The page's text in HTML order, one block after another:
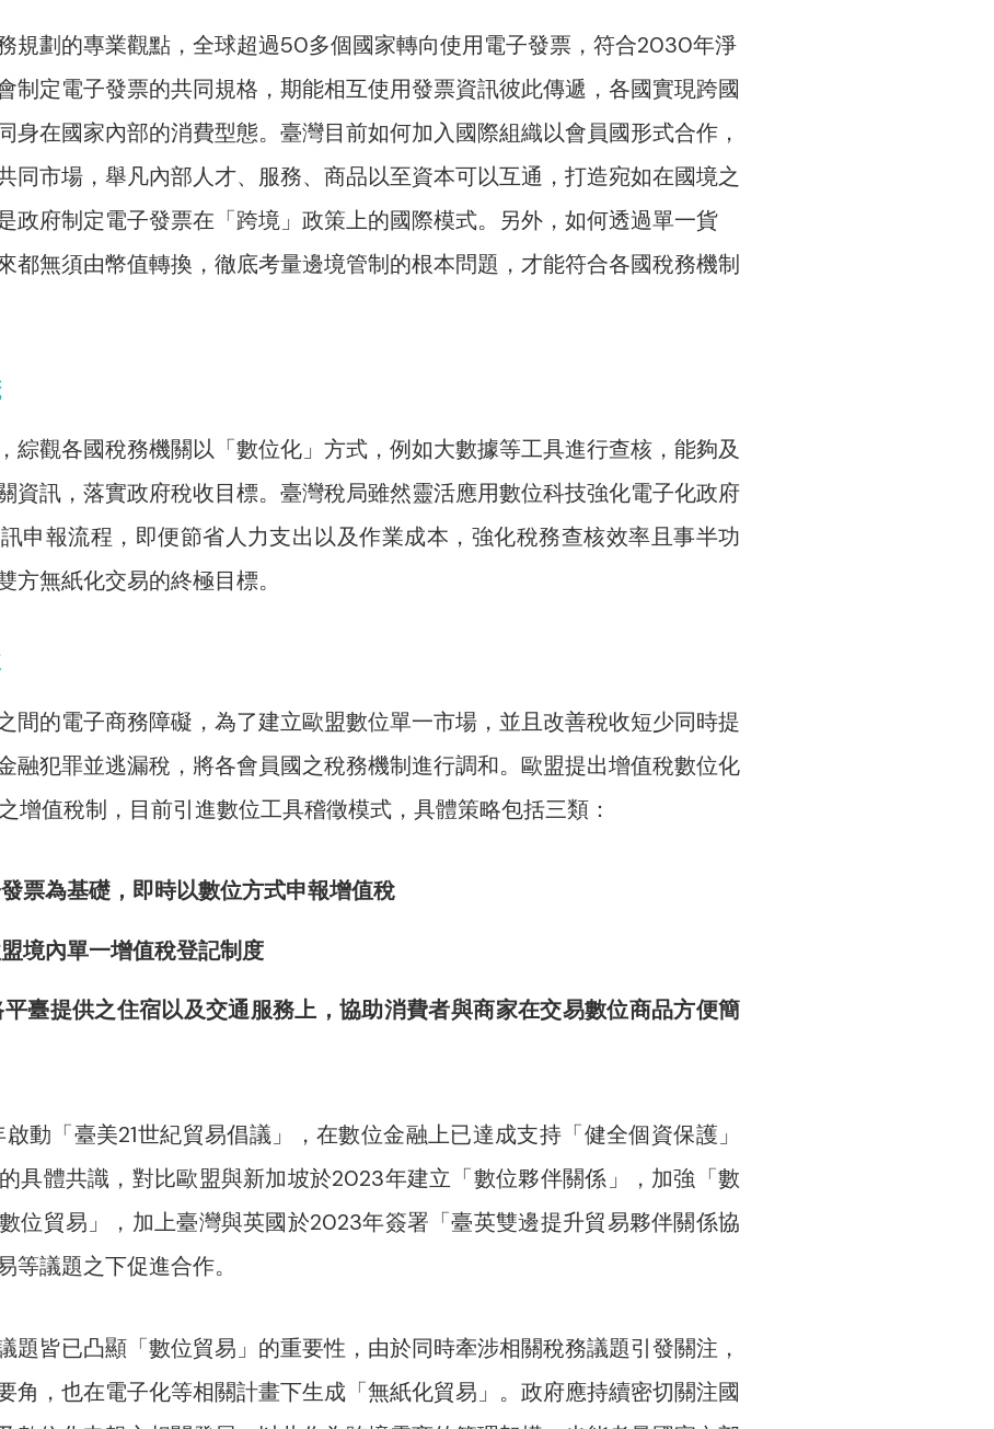
規劃的專業觀點，全球超過50多個國家轉向使用電子發票，符合2030年淨
制定電子發票的共同規格，期能相互使用發票資訊彼此傳遞，各國實現跨國
身在國家內部的消費型態。臺灣目前如何加入國際組織以會員國形式合作，
同市場，舉凡內部人才、服務、商品以至資本可以互通，打造宛如在國境之
政府制定電子發票在「跨境」政策上的國際模式。另外，如何透過單一貨
都無須由幣值轉換，徹底考量邊境管制的根本問題，才能符合各國稅務機制
綜觀各國稅務機關以「數位化」方式，例如大數據等工具進行查核，能夠及
資訊，落實政府稅收目標。臺灣稅局雖然靈活應用數位科技強化電子化政府
申報流程，即便節省人力支出以及作業成本，強化稅務查核效率且事半功
方無紙化交易的終極目標。
間的電子商務障礙，為了建立歐盟數位單一市場，並且改善稅收短少同時提
融犯罪並逃漏稅，將各會員國之稅務機制進行調和。歐盟提出增值稅數位化
增值稅制，目前引進數位工具稽徵模式，具體策略包括三類：
票為基礎，即時以數位方式申報增值稅
境內單一增值稅登記制度
臺提供之住宿以及交通服務上，協助消費者與商家在交易數位商品方便簡
動「臺美21世紀貿易倡議」，在數位金融上已達成支持「健全個資保護」
具體共識，對比歐盟與新加坡於2023年建立「數位夥伴關係」，加強「數
位貿易」，加上臺灣與英國於2023年簽署「臺英雙邊提升貿易夥伴關係協
等議題之下促進合作。
題皆已凸顯「數位貿易」的重要性，由於同時牽涉相關稅務議題引發關注，
角，也在電子化等相關計畫下生成「無紙化貿易」。政府應持續密切關注國